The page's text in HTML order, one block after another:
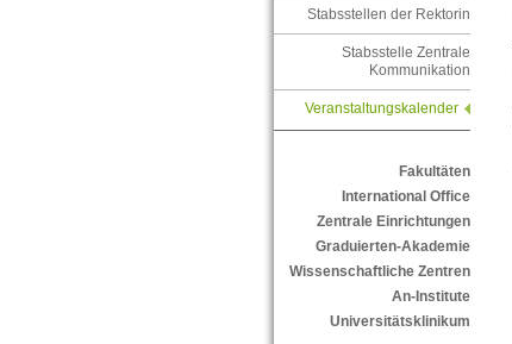
Stabsstellen der Rektorin
Stabsstelle Zentrale
Kommunikation
Veranstaltungskalender
Fakultäten
International Office
Zentrale Einrichtungen
Graduierten-Akademie
Wissenschaftliche Zentren
An-Institute
Universitätsklinikum